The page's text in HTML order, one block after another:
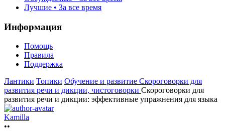
Лучшие • За все время
Информация
Помощь
Правила
Поддержка
Лантики Топики Обучение и развитие Скороговорки для
развития речи и дикции, чистоговорки Скороговорки для
развития речи и дикции: эффективные упражнения для языка
Kamilla
••